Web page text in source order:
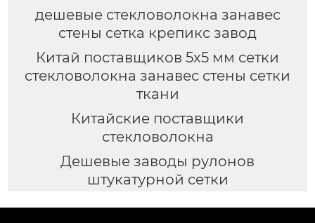
дешевые стекловолокна занавес
стены сетка крепикс завод
Китай поставщиков 5x5 мм сетки
стекловолокна занавес стены сетки
ткани
Китайские поставщики
стекловолокна
Дешевые заводы рулонов
штукатурной сетки